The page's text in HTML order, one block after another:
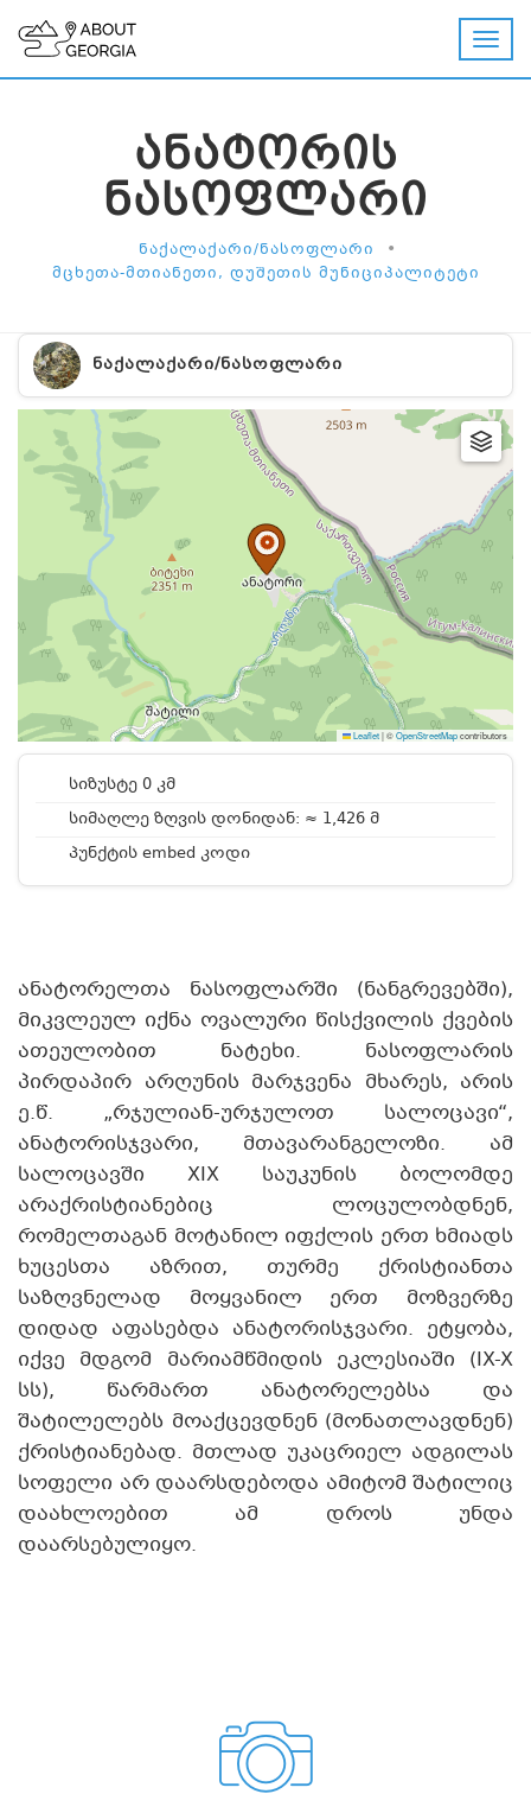
ᲐᲜᲐᲢᲝᲠᲘᲡ
ᲜᲐᲡᲝᲤᲚᲐᲠᲘ
ᲜᲐᲥᲐᲚᲐᲥᲐᲠᲘ/ᲜᲐᲡᲝᲤᲚᲐᲠᲘ •
ᲛᲪᲮᲔᲗᲐ-ᲛᲗᲘᲐᲜᲔᲗᲘ, ᲓᲣᲨᲔᲗᲘᲡ ᲛᲣᲜᲘᲪᲘᲞᲐᲚᲘᲢᲔᲢᲘ
ᲜᲐᲥᲐᲚᲐᲥᲐᲠᲘ/ᲜᲐᲡᲝᲤᲚᲐᲠᲘ
Leaflet|©OpenStreetMapcontributors
სიზუსტე 0 კმ
სიმაღლე ზღვის დონიდან: ≈ 1,426 მ
პუნქტის embed კოდი
ანატორელთა ნასოფლარში (ნანგრევებში),
მიკვლეულ იქნა ოვალური წისქვილის ქვების
ათეულობით ნატეხი. ნასოფლარის
პირდაპირ არღუნის მარჯვენა მხარეს, არის
ე.წ. „რჯულიან-ურჯულოთ სალოცავი“,
ანატორისჯვარი, მთავარანგელოზი. ამ
სალოცავში XIX საუკუნის ბოლომდე
არაქრისტიანებიც ლოცულობდნენ,
რომელთაგან მოტანილ იფქლის ერთ ხმიადს
ხუცესთა აზრით, თურმე ქრისტიანთა
საზღვნელად მოყვანილ ერთ მოზვერზე
დიდად აფასებდა ანატორისჯვარი. ეტყობა,
იქვე მდგომ მარიამწმიდის ეკლესიაში (IX-X
სს), წარმართ ანატორელებსა და
შატილელებს მოაქცევდნენ (მონათლავდნენ)
ქრისტიანებად. მთლად უკაცრიელ ადგილას
სოფელი არ დაარსდებოდა ამიტომ შატილიც
დაახლოებით ამ დროს უნდა
დაარსებულიყო.